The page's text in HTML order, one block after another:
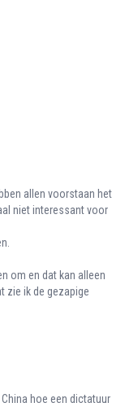
allen voorstaan het
niet interessant voor
om en dat kan alleen
zie ik de gezapige
hoe een dictatuur